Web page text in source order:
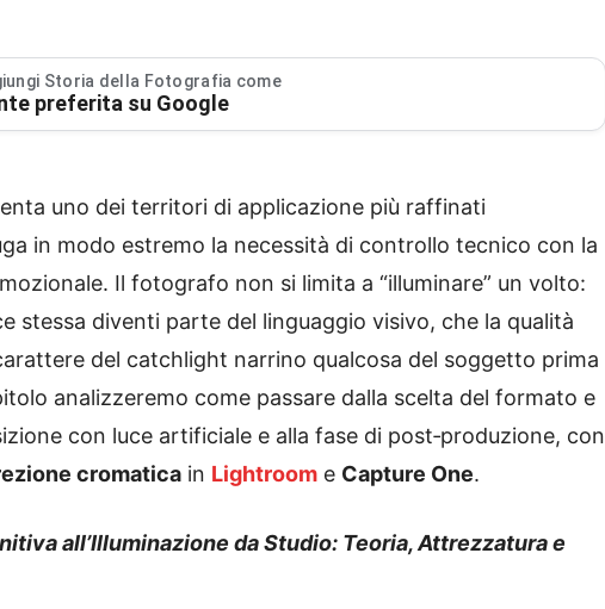
Storia della Fotografia come
preferita su Google
uno dei territori di applicazione più raffinati
in modo estremo la necessità di controllo tecnico con la
Il fotografo non si limita a “illuminare” un volto:
stessa diventi parte del linguaggio visivo, che la qualità
del catchlight narrino qualcosa del soggetto prima
analizzeremo come passare dalla scelta del formato e
con luce artificiale e alla fase di post‑produzione, con
cromatica in Lightroom e Capture One.
all’Illuminazione da Studio: Teoria, Attrezzatura e